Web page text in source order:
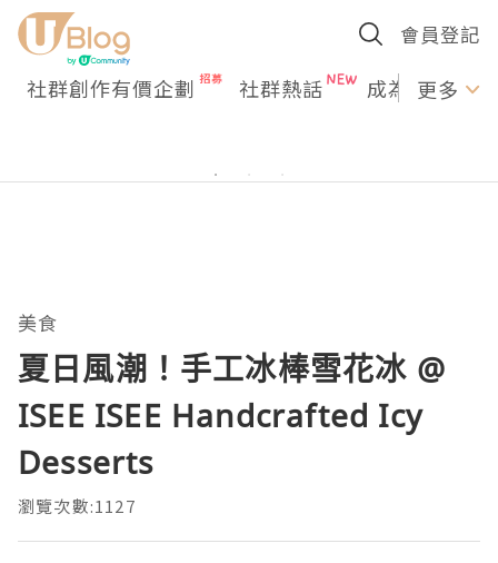
會員登記
社群創作有價企劃 社群熱話 成為U更多
美食
夏日風潮！手工冰棒雪花冰 @
ISEE ISEE Handcrafted Icy
Desserts
瀏覽次數:1127